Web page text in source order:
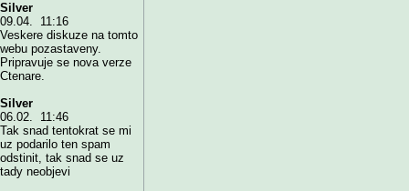
Silver
09.04. 11:16
Veskere diskuze na tomto
webu pozastaveny.
Pripravuje se nova verze
Ctenare.
Silver
06.02. 11:46
Tak snad tentokrat se mi
uz podarilo ten spam
odstinit, tak snad se uz
tady neobjevi